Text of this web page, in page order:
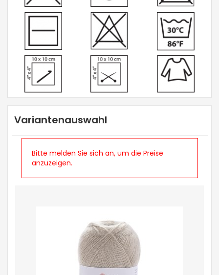
Variantenauswahl
Bitte melden Sie sich an, um die Preise
anzuzeigen.